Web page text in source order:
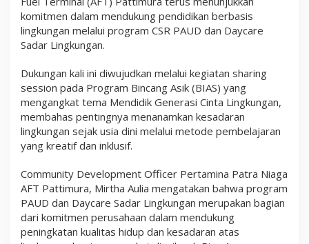
,
P
e
m
i
n
a
P
a
r
N
i
a
g
a
A
komitmen dalam mendukung pendidikan berbasis
lingkungan melalui program CSR PAUD dan Daycare
Sadar Lingkungan.
Dukungan kali ini diwujudkan melalui kegiatan sharing
session pada Program Bincang Asik (BIAS) yang
mengangkat tema Mendidik Generasi Cinta Lingkungan,
membahas pentingnya menanamkan kesadaran
lingkungan sejak usia dini melalui metode pembelajaran
yang kreatif dan inklusif.
Community Development Officer Pertamina Patra Niaga
AFT Pattimura, Mirtha Aulia mengatakan bahwa program
PAUD dan Daycare Sadar Lingkungan merupakan bagian
dari komitmen perusahaan dalam mendukung
peningkatan kualitas hidup dan kesadaran atas